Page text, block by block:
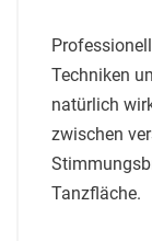
Techniken
natürlich
zwischen
Tanzfläche.